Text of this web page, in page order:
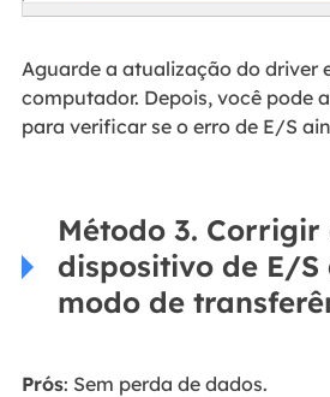
Aguarde a atualização do driver
computador. Depois, você pode
para verificar se o erro de E/S
Método 3.
dispositivo de E/
modo de
Prós: Sem perda de dados.